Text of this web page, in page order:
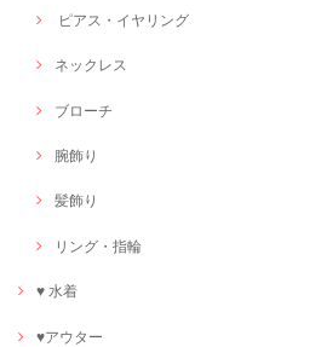
ピアス・イヤリング
ネックレス
ブローチ
腕飾り
髪飾り
リング・指輪
♥ 水着
♥アウター